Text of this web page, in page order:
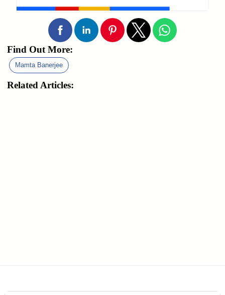
Find Out More:
Mamta Banerjee
Related Articles: